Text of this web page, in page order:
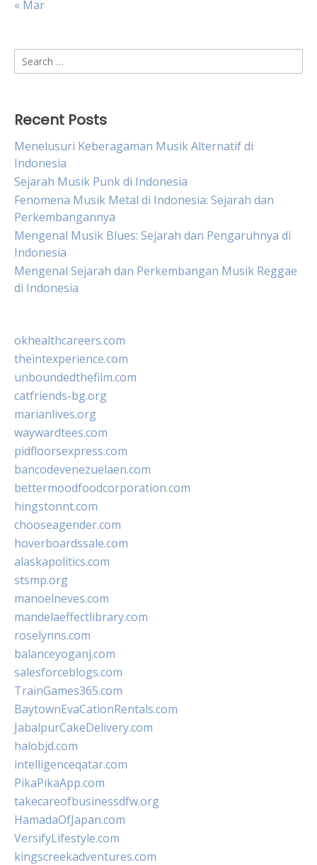
« Mar
Search
for:
Recent Posts
Menelusuri Keberagaman Musik Alternatif di
Indonesia
Sejarah Musik Punk di Indonesia
Fenomena Musik Metal di Indonesia: Sejarah dan
Perkembangannya
Mengenal Musik Blues: Sejarah dan Pengaruhnya di
Indonesia
Mengenal Sejarah dan Perkembangan Musik Reggae
di Indonesia
okhealthcareers.com
theintexperience.com
unboundedthefilm.com
catfriends-bg.org
marianlives.org
waywardtees.com
pidfloorsexpress.com
bancodevenezuelaen.com
bettermoodfoodcorporation.com
hingstonnt.com
chooseagender.com
hoverboardssale.com
alaskapolitics.com
stsmp.org
manoelneves.com
mandelaeffectlibrary.com
roselynns.com
balanceyoganj.com
salesforceblogs.com
TrainGames365.com
BaytownEvaCationRentals.com
JabalpurCakeDelivery.com
halobjd.com
intelligenceqatar.com
PikaPikaApp.com
takecareofbusinessdfw.org
HamadaOfJapan.com
VersifyLifestyle.com
kingscreekadventures.com